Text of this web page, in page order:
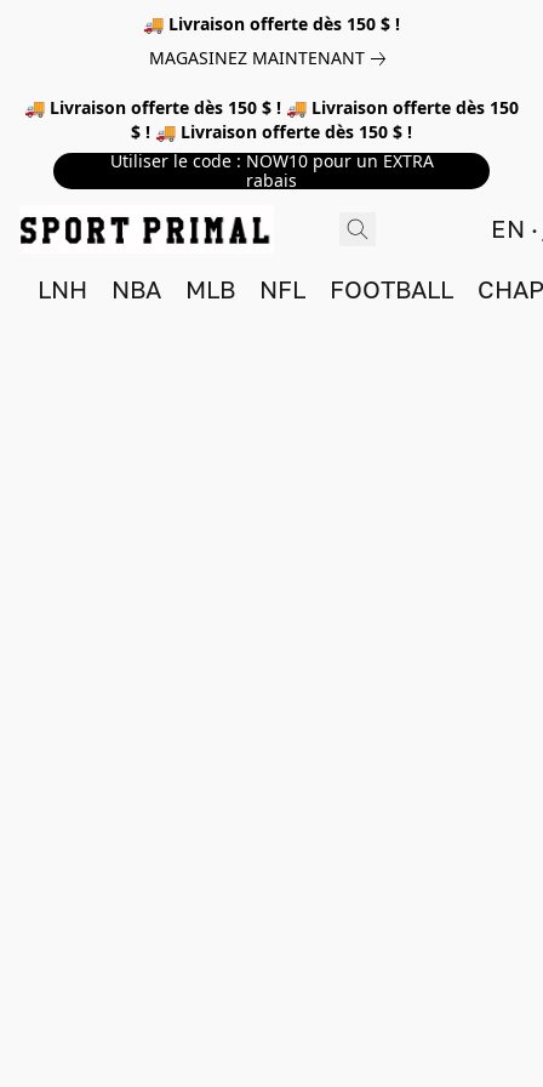
🚚 Livraison offerte dès 150 $ !
MAGASINEZ MAINTENANT
🚚 Livraison offerte dès 150 $ ! 🚚 Livraison offerte dès 150
$ ! 🚚 Livraison offerte dès 150 $ !
Utiliser le code : NOW10 pour un EXTRA
rabais
EN
LNH NBA MLB NFL FOOTBALL